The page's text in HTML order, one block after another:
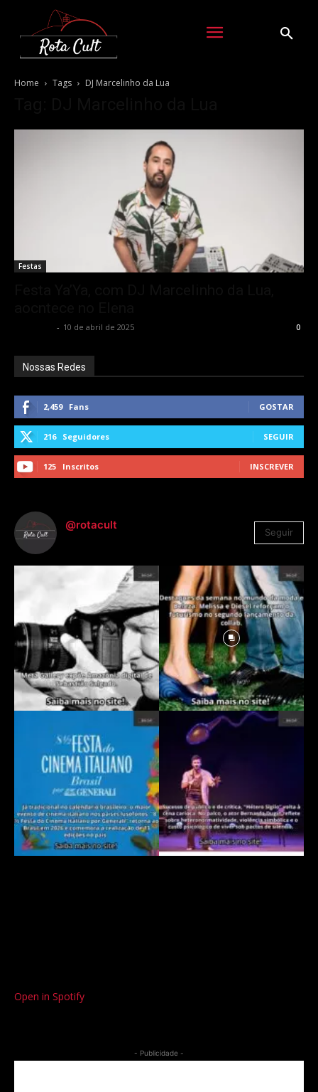
Home Tags DJ Marcelinho da Lua
Festas
- 10 de abril de 2025 0
Nossas Redes
2,459 Fans GOSTAR
216 Seguidores SEGUIR
125 Inscritos INSCREVER
@rotacult
Seguir
Open in Spotify
- Publicidade -